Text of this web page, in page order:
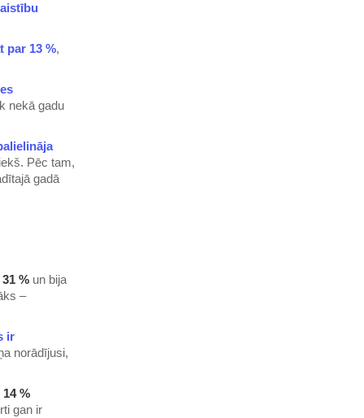
par 13 %,
nekā gadu
Pēc tam,
gadā
31 % un bija
–
ir
norādījusi,
14 %
gan ir